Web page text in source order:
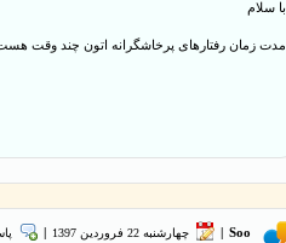
با سلام
مدت زمان رفتارهای پرخاشگرانه اتون چند وقت
Soo چهارشنبه 22 فروردین 1397